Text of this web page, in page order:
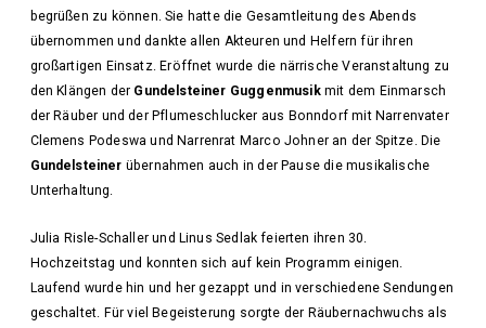
begrüßen zu können. Sie hatte die Gesamtleitung des Abends
übernommen und dankte allen Akteuren und Helfern für ihren
großartigen Einsatz. Eröffnet wurde die närrische Veranstaltung zu
den Klängen der Gundelsteiner Guggenmusikmit dem Einmarsch
der Räuber und der Pflumeschlucker aus Bonndorf mit Narrenvater
Clemens Podeswa und Narrenrat Marco Johner an der Spitze. Die
Gundelsteiner übernahmen auch in der Pause die musikalische
Unterhaltung.
Julia Risle-Schaller und Linus Sedlak feierten ihren 30.
Hochzeitstag und konnten sich auf kein Programm einigen.
Laufend wurde hin und her gezappt und in verschiedene Sendungen
geschaltet. Für viel Begeisterung sorgte der Räubernachwuchs als